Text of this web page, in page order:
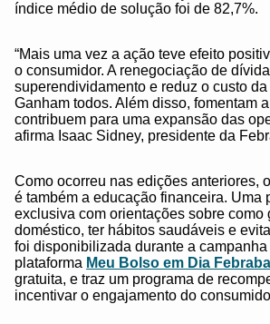
índice médio de solução foi de 82,7%.
“Mais uma vez a ação teve efeito
o consumidor. A renegociação de
superendividamento e reduz o custo
Ganham todos. Além disso, fomentam
contribuem para uma expansão das
afirma Isaac Sidney, presidente da
Como ocorreu nas edições anteriores,
é também a educação financeira. Uma
exclusiva com orientações sobre como
doméstico, ter hábitos saudáveis e
foi disponibilizada durante a campanha
plataforma Meu Bolso em Dia
gratuita, e traz um programa de
incentivar o engajamento do